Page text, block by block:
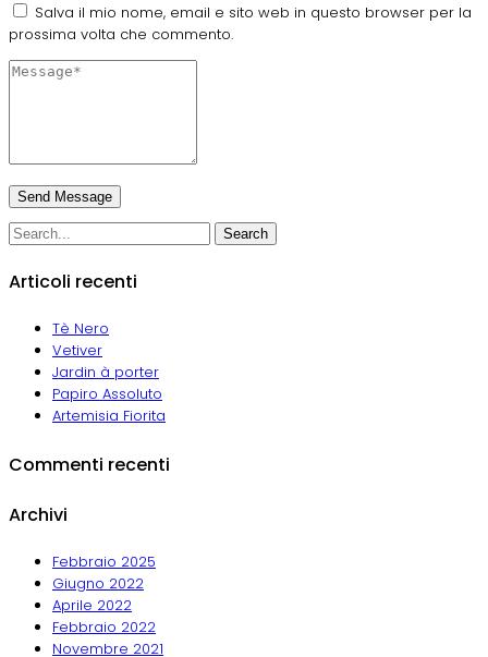
Salva il mio nome, email e sito web in questo browser per la
prossima volta che commento.
Search
Articoli recenti
Tè Nero
Vetiver
Jardin à porter
Papiro Assoluto
Artemisia Fiorita
Commenti recenti
Archivi
Febbraio 2025
Giugno 2022
Aprile 2022
Febbraio 2022
Novembre 2021